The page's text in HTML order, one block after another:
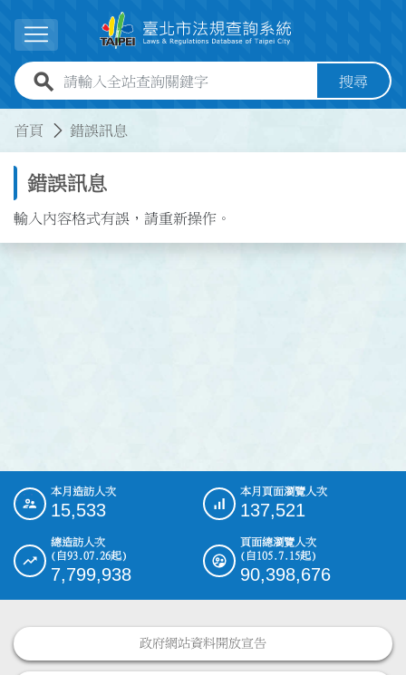
展開選單
全站查詢關鍵字欄位 搜尋
首頁 錯誤訊息
錯誤訊息
輸入內容格式有誤，請重新操作。
::: 本月造訪人次
15,533
本月頁面瀏覽人次
137,521
總造訪人次
(自93.07.26起)
7,799,938
頁面總瀏覽人次
(自105.7.15起)
90,398,676
政府網站資料開放宣告